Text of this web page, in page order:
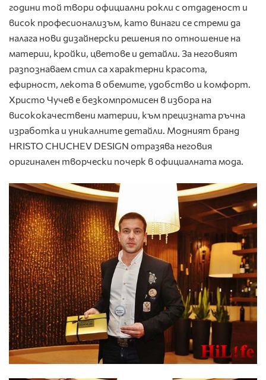
години той твори официални рокли с отдаденост и
висок професионализъм, като винаги се стреми да
налага нови дизайнерски решения по отношение на
материи, кройки, цветове и детайли. За неговият
разпознаваем стил са характерни красота,
ефирност, лекота в обемите, удобство и комфорт.
Христо Чучев е безкомпромисен в избора на
висококачествени материи, към прецизната ръчна
изработка и уникалните детайли. Модният бранд
HRISTO CHUCHEV DESIGN отразява неговия
оригинален творчески почерк в официалната мода.